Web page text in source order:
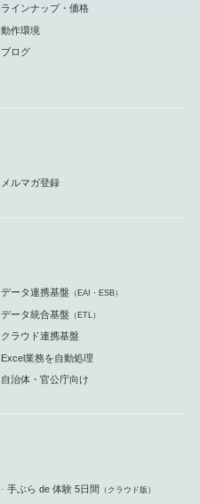
ラインナップ・価格
動作環境
ブログ
メルマガ登録
データ連携基盤 （EAI・ESB）
データ統合基盤 （ETL）
クラウド連携基盤
Excel業務を自動処理
自治体・官公庁向け
手ぶら de 体験 5日間 （クラウド版）